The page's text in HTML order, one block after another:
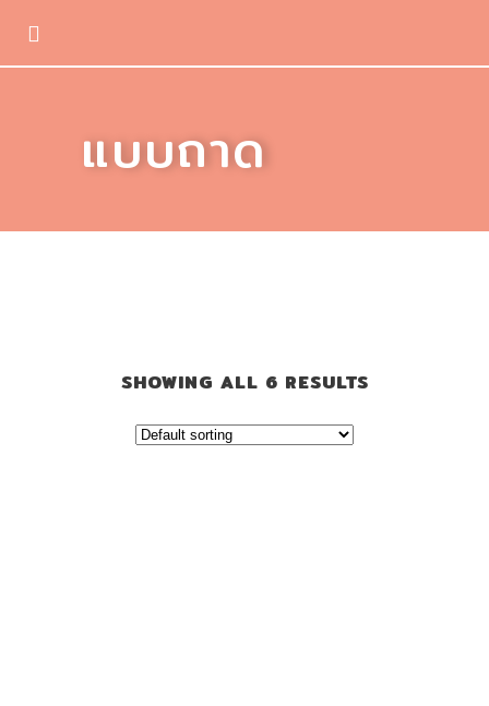
แบบถาด
Product tags
อาหารแมวชนิดเปียก(37)
SHOWING ALL 6 RESULTS